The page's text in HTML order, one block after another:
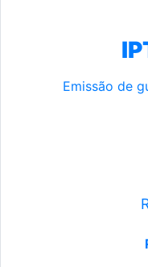
Emissão de